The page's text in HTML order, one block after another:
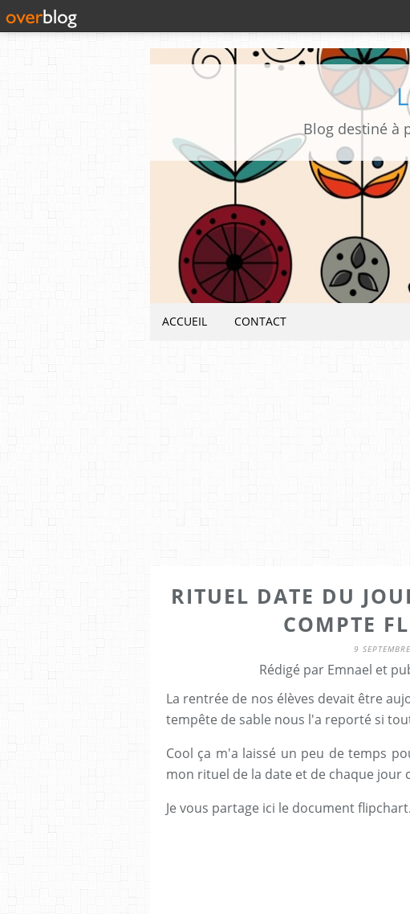
Blog destiné à
ACCUEIL CONTACT
RITUEL DATE DU
COMPTE
9
Rédigé par Emnael et
La rentrée de nos élèves devait être
tempête de sable nous l'a reporté si
Cool ça m'a laissé un peu de temps
mon rituel de la date et de chaque jour
Je vous partage ici le document flipchart.